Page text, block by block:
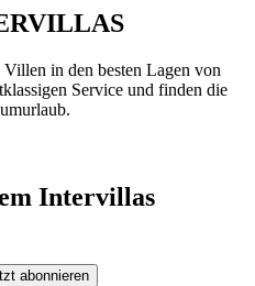
in den besten Lagen von
Service und finden die
Intervillas
abonnieren